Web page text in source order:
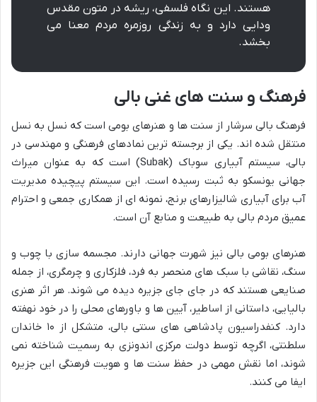
هستند. این نگاه فلسفی، ریشه در متون مقدس
ودایی دارد و به زندگی روزمره مردم معنا می
بخشد.
فرهنگ و سنت های غنی بالی
فرهنگ بالی سرشار از سنت ها و هنرهای بومی است که نسل به نسل
منتقل شده اند. یکی از برجسته ترین نمادهای فرهنگی و مهندسی در
بالی، سیستم آبیاری سوباک (Subak) است که به عنوان میراث
جهانی یونسکو به ثبت رسیده است. این سیستم پیچیده مدیریت
آب برای آبیاری شالیزارهای برنج، نمونه ای از همکاری جمعی و احترام
عمیق مردم بالی به طبیعت و منابع آن است.
هنرهای بومی بالی نیز شهرت جهانی دارند. مجسمه سازی با چوب و
سنگ، نقاشی با سبک های منحصر به فرد، فلزکاری و چرمگری، از جمله
صنایعی هستند که در جای جای جزیره دیده می شوند. هر اثر هنری
بالیایی، داستانی از اساطیر، آیین ها و باورهای محلی را در خود نهفته
دارد. کنفدراسیون پادشاهی های سنتی بالی، متشکل از ۱۰ خاندان
سلطنتی، اگرچه توسط دولت مرکزی اندونزی به رسمیت شناخته نمی
شوند، اما نقش مهمی در حفظ سنت ها و هویت فرهنگی این جزیره
ایفا می کنند.